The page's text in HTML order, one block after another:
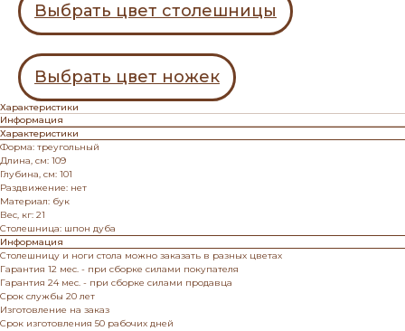
Выбрать цвет столешницы
Выбрать цвет ножек
Характеристики
Информация
Характеристики
Форма: треугольный
Длина, см: 109
Глубина, см: 101
Раздвижение: нет
Материал: бук
Вес, кг: 21
Столешница: шпон дуба
Информация
Столешницу и ноги стола можно заказать в разных цветах
Гарантия 12 мес. - при сборке силами покупателя
Гарантия 24 мес. - при сборке силами продавца
Срок службы 20 лет
Изготовление на заказ
Срок изготовления 50 рабочих дней